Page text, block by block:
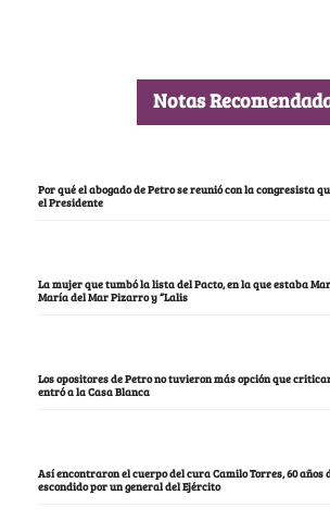
Notas
Por qué el abogado de Petro se reunió con la congresista
el Presidente
La mujer que tumbó la lista del Pacto, en la que estaba
María del Mar Pizarro y “Lalis
Los opositores de Petro no tuvieron más opción que
entró a la Casa Blanca
Así encontraron el cuerpo del cura Camilo Torres, 60 años
escondido por un general del Ejército